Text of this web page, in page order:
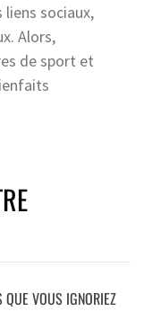
liens sociaux,
Alors,
de sport et
QUE VOUS IGNORIEZ